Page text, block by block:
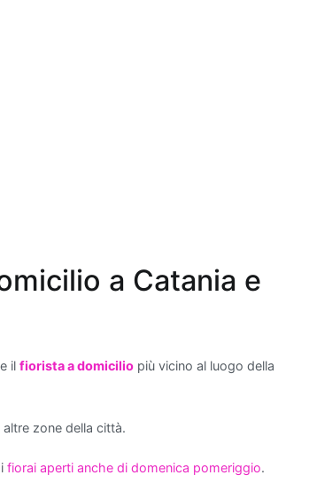
a Catania e
il fiorista a domicilio più vicino al luogo della
zone della città.
fiorai aperti anche di domenica pomeriggio.